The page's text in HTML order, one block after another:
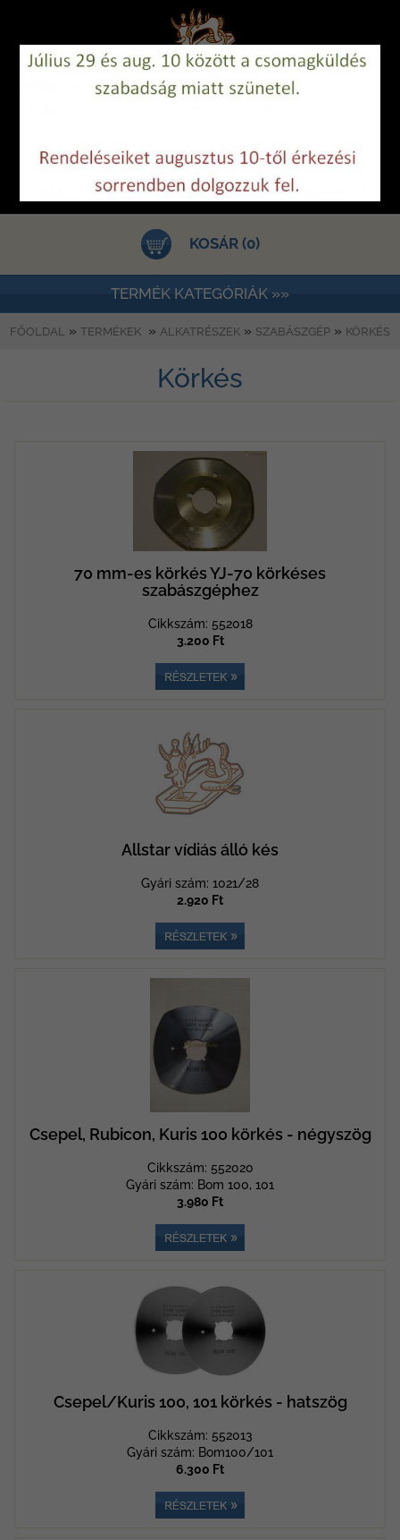
KOSÁR (0)
TERMÉK KATEGÓRIÁK »»
FŐOLDAL » TERMÉKEK » ALKATRÉSZEK » SZABÁSZGÉP » KÖRKÉS
Körkés
70 mm-es körkés YJ-70 körkéses
szabászgéphez
Cikkszám: 552018
3.200 Ft
Allstar vídiás álló kés
Gyári szám: 1021/28
2.920 Ft
Csepel, Rubicon, Kuris 100 körkés - négyszög
Cikkszám: 552020
Gyári szám: Bom 100, 101
3.980 Ft
Csepel/Kuris 100, 101 körkés - hatszög
Cikkszám: 552013
Gyári szám: Bom100/101
6.300 Ft